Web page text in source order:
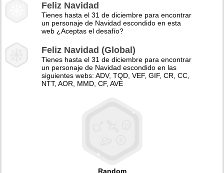
Feliz Navidad
Tienes hasta el 31 de diciembre para encontrar
un personaje de Navidad escondido en esta
web ¿Aceptas el desafío?
Feliz Navidad (Global)
Tienes hasta el 31 de diciembre para encontrar
un personaje de Navidad escondido en las
siguientes webs: ADV, TQD, VEF, GIF, CR, CC,
NTT, AOR, MMD, CF, AVE
Random